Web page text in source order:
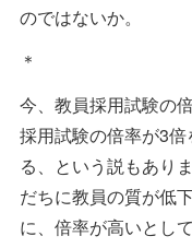
のではないか。
＊
今、教員採用試験の
採用試験の倍率が3
る、という説もあり
だちに教員の質が低
に、倍率が高いとし